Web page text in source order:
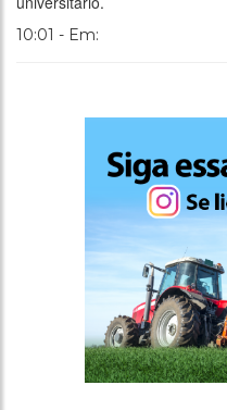
10:01 - Em: